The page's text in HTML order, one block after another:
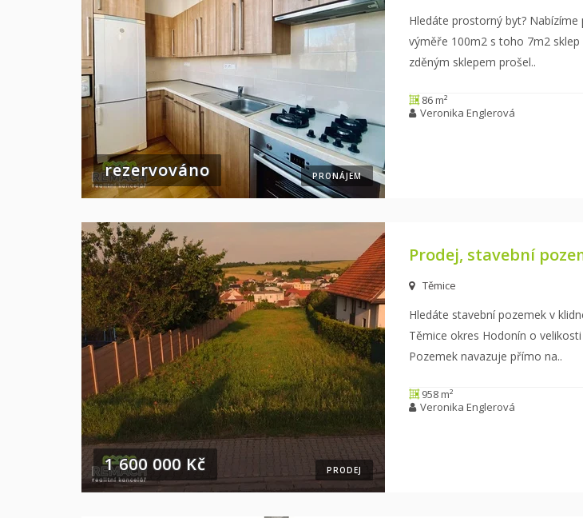
PRONÁJEM
rezervováno
Hledáte prostorný byt?
výměře 100m2 s toho 7m2 sklep
zděným sklepem prošel..
86 m²
Veronika Englerová
PRODEJ
1 600 000 Kč
Prodej, stavební
Těmice
Hledáte stavební pozemek v
Těmice okres Hodonín o
Pozemek navazuje přímo na..
958 m²
Veronika Englerová